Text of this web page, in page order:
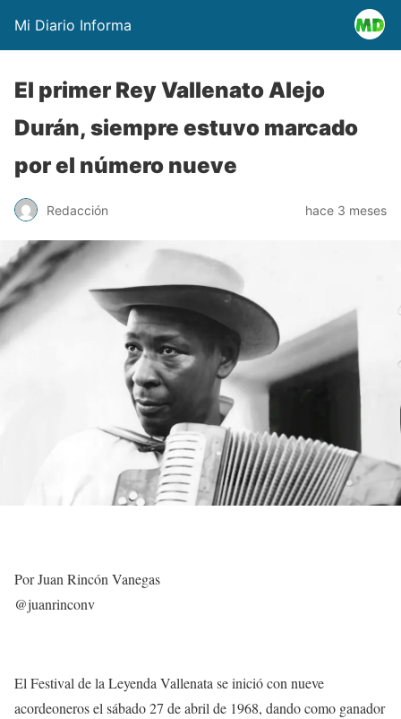
Mi Diario Informa
El primer Rey Vallenato Alejo
Durán, siempre estuvo marcado
por el número nueve
Redacción hace 3 meses
Por Juan Rincón Vanegas
@juanrinconv
El Festival de la Leyenda Vallenata se inició con nueve
acordeoneros el sábado 27 de abril de 1968, dando como ganador